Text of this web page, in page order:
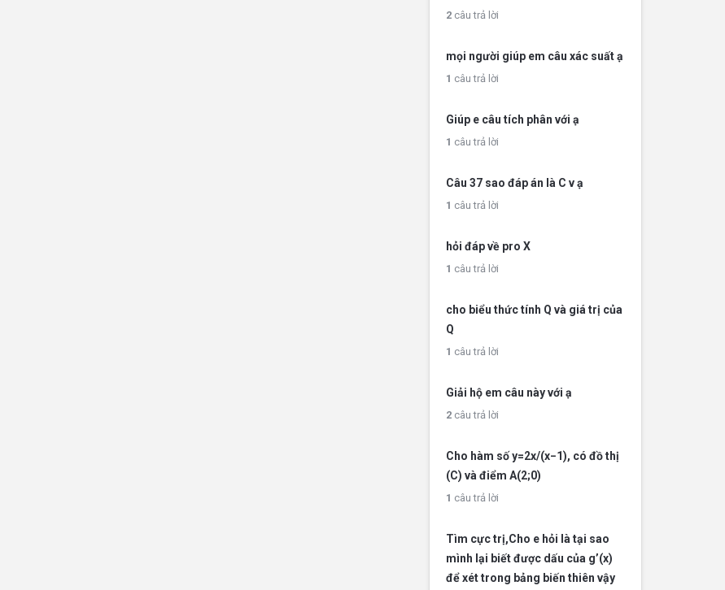
2câu trả lời
mọi người giúp em câu xác suất ạ
1 câu trả lời
Giúp e câu tích phân với ạ
1 câu trả lời
Câu 37 sao đáp án là C v ạ
1 câu trả lời
hỏi đáp về pro X
1 câu trả lời
cho biểu thức tính Q và giá trị của
Q
1 câu trả lời
Giải hộ em câu này với ạ
2câu trả lời
Cho hàm số y=2x/(x−1), có đồ thị
(C) và điểm A(2;0)
1 câu trả lời
Tìm cực trị,Cho e hỏi là tại sao
mình lại biết được dấu của g’(x)
để xét trong bảng biến thiên vậy